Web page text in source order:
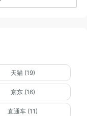
天猫 (19)
京东 (16)
直通车 (11)